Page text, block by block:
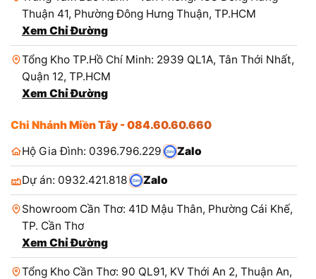
Thuận 41, Phường Đông Hưng Thuận, TP.HCM
Xem Chỉ Đường
Tổng Kho TP.Hồ Chí Minh: 2939 QL1A, Tân Thới Nhất,
Quận 12, TP.HCM
Xem Chỉ Đường
Chi Nhánh Miền Tây - 084.60.60.660
Hộ Gia Đình: 0396.796.229
Zalo
Dự án: 0932.421.818 Zalo
Showroom Cần Thơ: 41D Mậu Thân, Phường Cái Khế,
TP. Cần Thơ
Xem Chỉ Đường
Tổng Kho Cần Thơ: 90 QL91, KV Thới An 2, Thuận An,